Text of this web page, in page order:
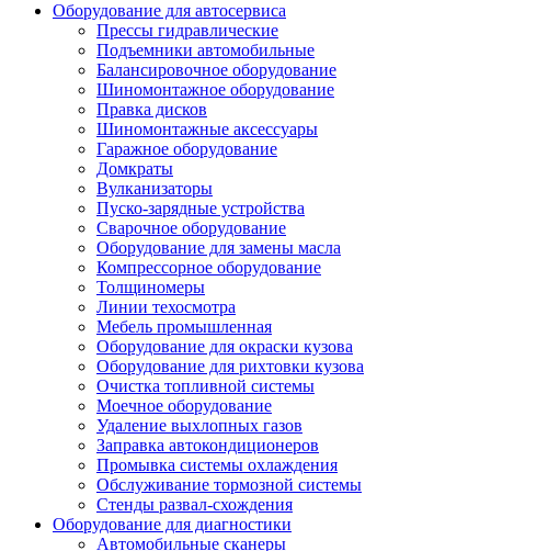
Оборудование для автосервиса
Прессы гидравлические
Подъемники автомобильные
Балансировочное оборудование
Шиномонтажное оборудование
Правка дисков
Шиномонтажные аксессуары
Гаражное оборудование
Домкраты
Вулканизаторы
Пуско-зарядные устройства
Сварочное оборудование
Оборудование для замены масла
Компрессорное оборудование
Толщиномеры
Линии техосмотра
Мебель промышленная
Оборудование для окраски кузова
Оборудование для рихтовки кузова
Очистка топливной системы
Моечное оборудование
Удаление выхлопных газов
Заправка автокондиционеров
Промывка системы охлаждения
Обслуживание тормозной системы
Стенды развал-схождения
Оборудование для диагностики
Автомобильные сканеры